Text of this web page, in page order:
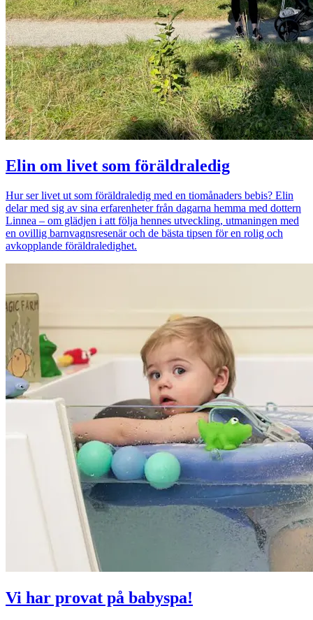
Elin om livet som föräldraledig
Hur ser livet ut som föräldraledig med en tiomånaders bebis? Elin
delar med sig av sina erfarenheter från dagarna hemma med dottern
Linnea – om glädjen i att följa hennes utveckling, utmaningen med
en ovillig barnvagnsresenär och de bästa tipsen för en rolig och
avkopplande föräldraledighet.
Vi har provat på babyspa!